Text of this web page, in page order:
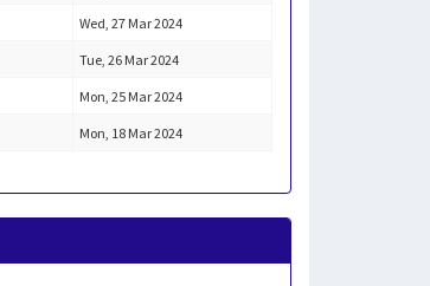
Wed, 27 Mar 2024
Tue, 26 Mar 2024
Mon, 25 Mar 2024
Mon, 18 Mar 2024